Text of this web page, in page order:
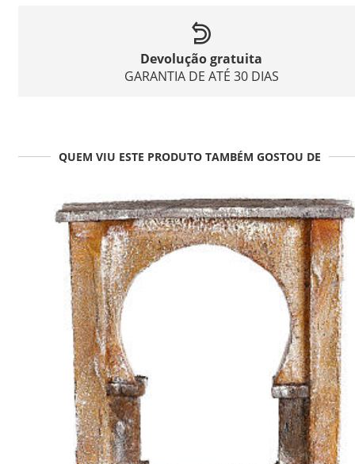
Devolução gratuita
GARANTIA DE ATÉ 30 DIAS
QUEM VIU ESTE PRODUTO TAMBÉM GOSTOU DE